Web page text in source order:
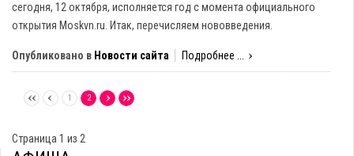
сегодня, 12 октября, исполняется год с момента официального
открытия Moskvn.ru. Итак, перечисляем нововведения.
Опубликовано в Новости сайта Подробнее ...
1 2
Страница 1 из 2